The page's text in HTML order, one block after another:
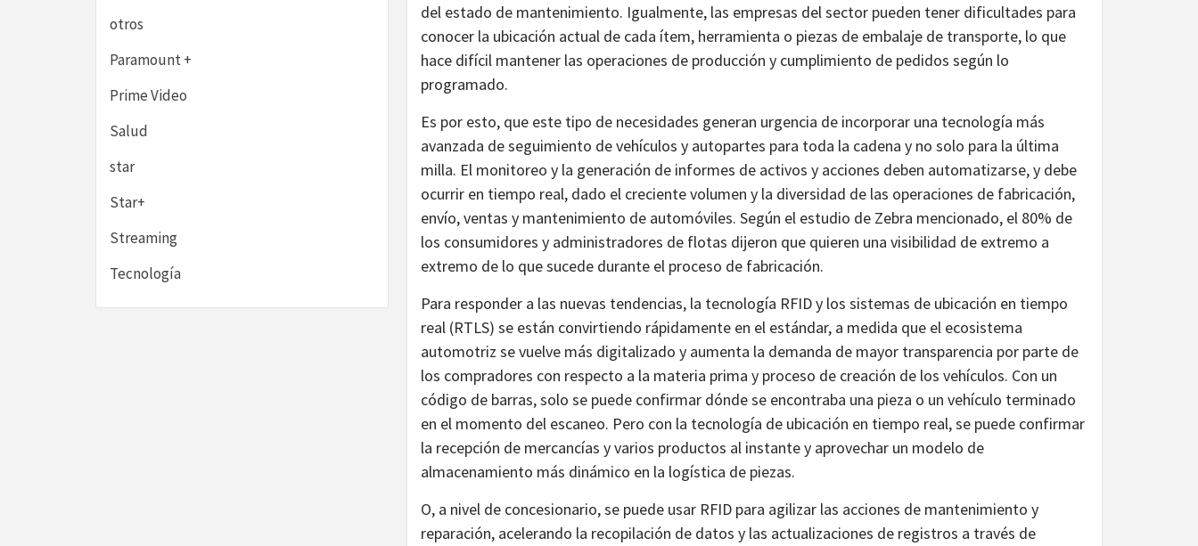
del estado de mantenimiento. Igualmente, las empresas del sector pueden tener dificultades para
conocer la ubicación actual de cada ítem, herramienta o piezas de embalaje de transporte, lo que
hace difícil mantener las operaciones de producción y cumplimiento de pedidos según lo
programado.
Es por esto, que este tipo de necesidades generan urgencia de incorporar una tecnología más
avanzada de seguimiento de vehículos y autopartes para toda la cadena y no solo para la última
milla. El monitoreo y la generación de informes de activos y acciones deben automatizarse, y debe
ocurrir en tiempo real, dado el creciente volumen y la diversidad de las operaciones de fabricación,
envío, ventas y mantenimiento de automóviles. Según el estudio de Zebra mencionado, el 80% de
los consumidores y administradores de flotas dijeron que quieren una visibilidad de extremo a
extremo de lo que sucede durante el proceso de fabricación.
Para responder a las nuevas tendencias, la tecnología RFID y los sistemas de ubicación en tiempo
real (RTLS) se están convirtiendo rápidamente en el estándar, a medida que el ecosistema
automotriz se vuelve más digitalizado y aumenta la demanda de mayor transparencia por parte de
los compradores con respecto a la materia prima y proceso de creación de los vehículos. Con un
código de barras, solo se puede confirmar dónde se encontraba una pieza o un vehículo terminado
en el momento del escaneo. Pero con la tecnología de ubicación en tiempo real, se puede confirmar
la recepción de mercancías y varios productos al instante y aprovechar un modelo de
almacenamiento más dinámico en la logística de piezas.
O, a nivel de concesionario, se puede usar RFID para agilizar las acciones de mantenimiento y
reparación, acelerando la recopilación de datos y las actualizaciones de registros a través de
otros
Paramount +
Prime Video
Salud
star
Star+
Streaming
Tecnología